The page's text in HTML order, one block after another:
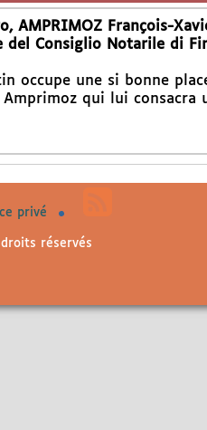
AMPRIMOZ François-
del Consiglio Notarile di
occupe une si bonne
Amprimoz qui lui consacra
privé
réservés